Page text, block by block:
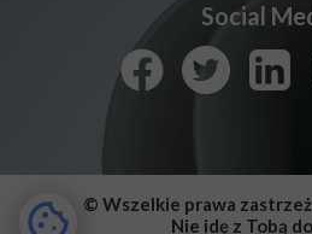
Social
© Wszelkie prawa
Nie idę z Tobą